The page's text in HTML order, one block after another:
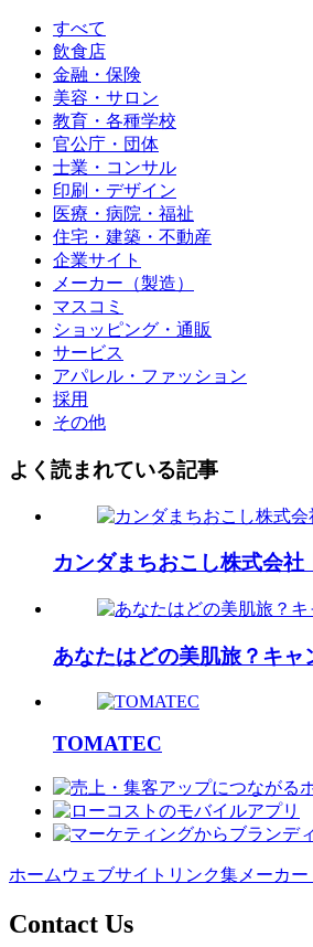
すべて
飲食店
金融・保険
美容・サロン
教育・各種学校
官公庁・団体
士業・コンサル
印刷・デザイン
医療・病院・福祉
住宅・建築・不動産
企業サイト
メーカー（製造）
マスコミ
ショッピング・通販
サービス
アパレル・ファッション
採用
その他
よく読まれている記事
カンダまちおこし株式会
あなたはどの美肌旅？キャ
TOMATEC
ホーム ウェブサイトリンク集 メーカー
Contact Us